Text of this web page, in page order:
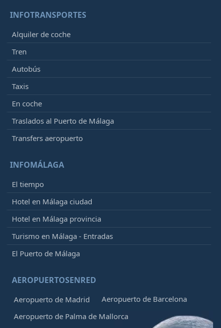
INFOTRANSPORTES
Alquiler de coche
Tren
Autobús
Taxis
En coche
Traslados al Puerto de Málaga
Transfers aeropuerto
INFOMÁLAGA
El tiempo
Hotel en Málaga ciudad
Hotel en Málaga provincia
Turismo en Málaga - Entradas
El Puerto de Málaga
AEROPUERTOSENRED
Aeropuerto de Madrid
Aeropuerto de Barcelona
Aeropuerto de Palma de Mallorca